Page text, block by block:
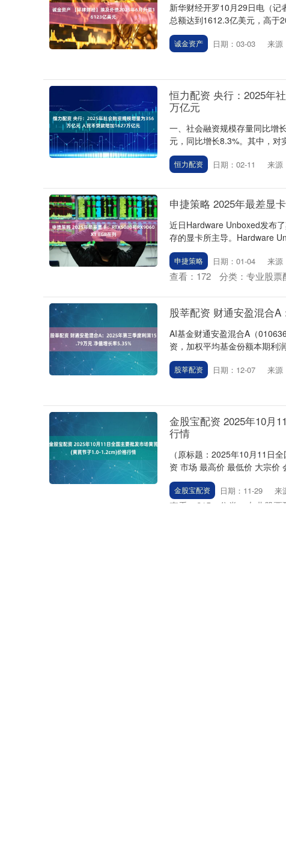
新华财经开罗10月29日电（
总额达到1612.3亿美元，高于
诚金资产 日期：03-03 来源
恒力配资 央行：2025年
万亿元
一、社会融资规模存量同比增
元，同比增长8.3%。其中，
恒力配资 日期：02-11 来源
申捷策略 2025年最差显
近日Hardware Unboxed发布
存的显卡所主导。Hardware
申捷策略 日期：01-04 来源
查看： 172 分类： 专业股票
股莘配资 财通安盈混合A
AI基金财通安盈混合A（
资，加权平均基金份额本期利
股莘配资 日期：12-07 来源
金股宝配资 2025年10月
行情
（原标题：2025年10月11日
资 市场 最高价 最低价 大宗价
金股宝配资 日期：11-29 来
查看： 215 分类： 专业股